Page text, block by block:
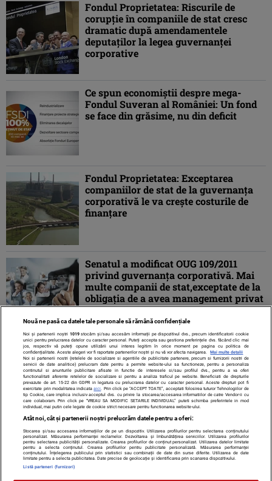
Fondul Proprietatea: Riscurile de
corupţie în companiile de stat cresc
dramatic după amendamentele
deputaţilor la legea guvernanţei
corporative
Ce spun economiştii despre mega-
Fondul Suveran al României: Un fond
se face din grăsime, nu din deficit
Fondul Proprietatea: Exceptarea
companiilor de stat de la guvernanţa
corporativă le va creşte costurile de
finanţare
Senatul a modificat OUG 109/2011
privind guvernanţa corporativă. Mai
multe companii de stat,exceptate de la
obligaţia de a avea management privat
Contact Despre noi Termeni și condiții
Nouă ne pasă ca datele tale personale să rămână confidențiale
Noi și partenerii noștri 1019stocăm și/sau accesăm informații pe dispozitivul dvs., precum identificatorii cookie
unici pentru prelucrarea datelor cu caracter personal. Puteți accepta sau gestiona preferințele dvs. făcând clic mai
jos, respectiv vă puteți opune utilizării unui interes legitim în orice moment pe pagina cu politica de
confidențialitate. Aceste alegeri vor fi raportate partenerilor noștri și nu vă vor afecta navigarea.
Mai multe detalii
Noi si partenerii nostri (retelele de socializare si agentiile de publicitate partenere, precum si furnizorii nostri de
servicii de date analitice) prelucram date pentru a permite website-ului sa functioneze, pentru a personaliza
continutul si anunturile publicitare afisate in functie de interesele si/sau profilul dvs., pentru a va oferi
functionalitati aferente retelelor de socializare si pentru a analiza traficul pe website. Beneficiati de drepturile
prevazute de art. 15-22 din GDPR in legatura cu prelucrarea datelor cu caracter personal. Aceste drepturi pot fi
exercitate prin modalitatea indicataaici . Prin click pe “ACCEPT TOATE”, acceptati folosirea tuturor Tehnologiilor de
tip Cookie, care implica inclusiv acceptul dvs. cu privire la stocarea/accesarea informatiilor de catre Vendor-ii cu
care colaboram. Prin click pe “VREAU SA MODIFIC SETARILE INDIVIDUAL” puteti schimba preferintele in mod
individual, mai putin cele legate de cookie strict necesare pentru functionarea website-ului.
Atât noi, cât și partenerii noștri prelucrăm datele pentru a oferi:
Stocarea și/sau accesarea informațiilor de pe un dispozitiv. Utilizarea profilurilor pentru selectarea conținutului
personalizat. Măsurarea performanței reclamelor. Dezvoltarea și îmbunătățirea serviciilor. Utilizarea profilurilor
pentru selectarea publicității personalizate. Crearea profilurilor de conținut personalizat. Utilizarea datelor limitate
pentru a selecta conținutul. Crearea profilurilor pentru publicitate personalizată. Măsurarea performanței
conținutului. Înțelegerea publicului prin statistici sau combinații de date din surse diferite. Utilizarea de date
limitate pentru a selecta publicitatea. Date precise de geolocație și identificarea prin scanarea dispozitivului.
Listă parteneri (furnizori)